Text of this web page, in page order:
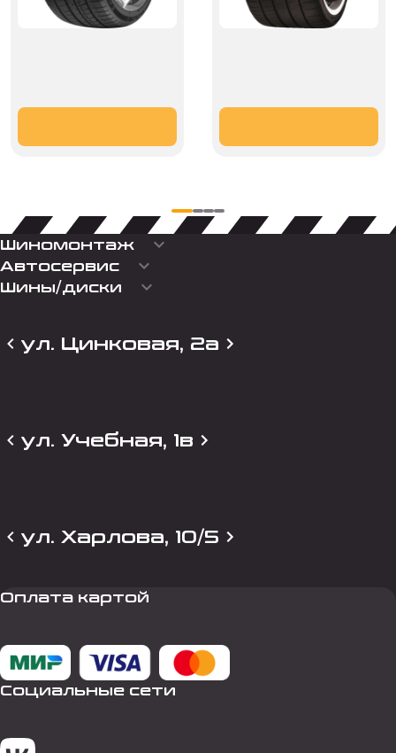
Шиномонтаж keyboard_arrow_down
Автосервис keyboard_arrow_down
Шины/диски keyboard_arrow_down
ул. Цинковая, 2а
ул. Учебная, 1в
ул. Харлова, 10/5
Оплата картой
Социальные сети